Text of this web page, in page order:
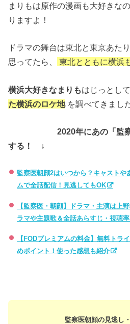
まりもは原作の漫画も大好きな
りますよ！
ドラマの舞台は東北と東京あた
思ってたら、
東北とともに横浜
横浜大好きなまりもはじっとし
た横浜のロケ地を調べてきまし
2020年にあの「監察医
する！ ↓
監察医朝顔2はいつから？キャストや
ムで全話配信！見逃してもOK
【監察医・朝顔】ドラマ・主演は上
ラマや主題歌＆全話あらすじ・視聴率
【FODプレミアムの料金】無料トラ
めポイント！使った感想も紹介
監察医朝顔の見逃し